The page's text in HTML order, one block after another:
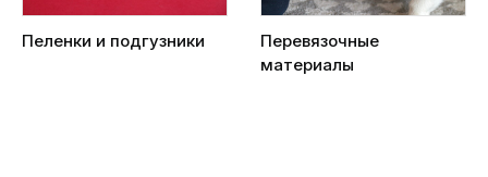
Пеленки и подгузники
Перевязочные
материалы